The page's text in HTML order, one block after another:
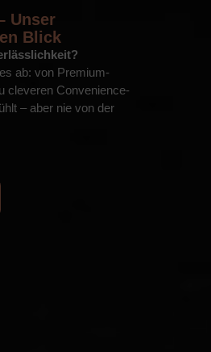
Unser
Blick
ab: von Premium-
cleveren Convenience-
– aber nie von der